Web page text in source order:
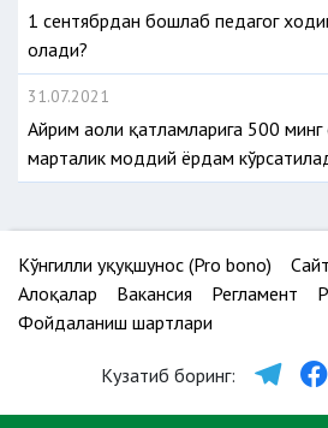
1 сентябрдан бошлаб педагог
олади?
31.07.2021
Айрим аҳоли қатламларига 500
марталик моддий ёрдам
Кўнгилли ҳуқуқшунос (Pro bono)
Алоқалар
Вакансия Регламент
Фойдаланиш шартлари
Кузатиб боринг: